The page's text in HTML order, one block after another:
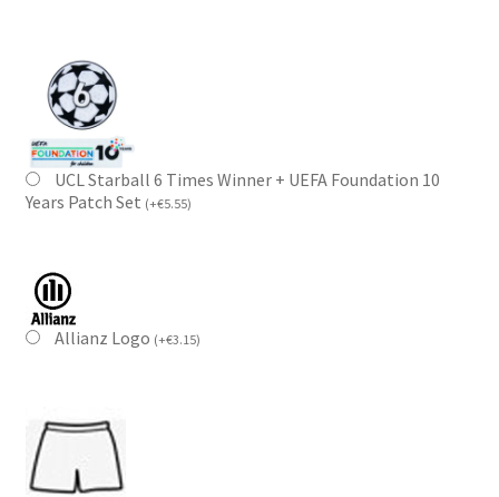
UCL Starball 6 Times Winner + UEFA Foundation 10
Years Patch Set (+€5.55)
Allianz Logo (+€3.15)